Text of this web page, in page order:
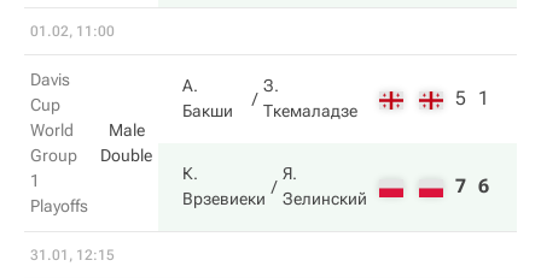
01.02, 11:00
Davis
Cup
World
Group
1
Playoffs
Male
Double
А.
Бакши
З.
Ткемаладзе
5 1
К.
Врзевиеки
Я.
Зелинский
7 6
31.01, 12:15